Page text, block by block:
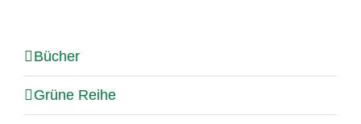
Bücher
Grüne Reihe